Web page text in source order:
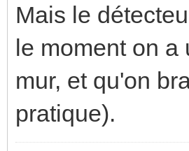
Mais le
le moment on a
mur, et qu'on
pratique).